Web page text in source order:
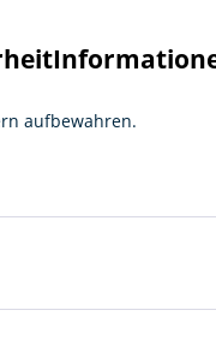
aufbewahren.